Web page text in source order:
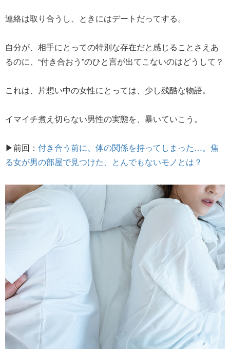
連絡は取り合うし、ときにはデートだってする。
自分が、相手にとっての特別な存在だと感じることさえあ
るのに、“付き合おう”のひと言が出てこないのはどうして？
これは、片想い中の女性にとっては、少し残酷な物語。
イマイチ煮え切らない男性の実態を、暴いていこう。
▶前回： 付き合う前に、体の関係を持ってしまった…。焦
る女が男の部屋で見つけた、とんでもないモノとは？